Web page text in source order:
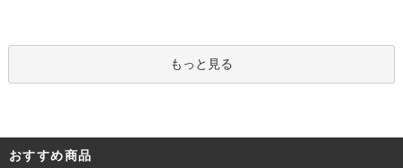
もっと見る
おすすめ商品